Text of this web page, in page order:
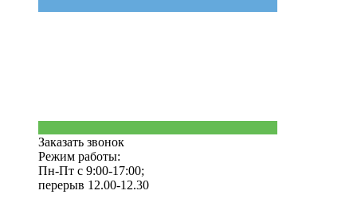
Заказать звонок
Режим работы:
Пн-Пт с 9:00-17:00;
перерыв 12.00-12.30